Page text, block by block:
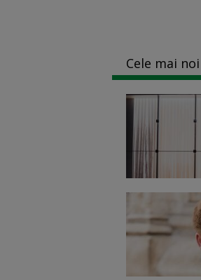
Cele mai